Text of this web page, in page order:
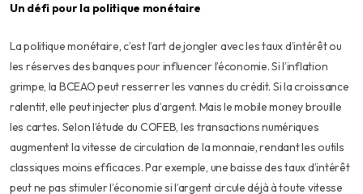
Un défi pour la politique monétaire
La politique monétaire, c’est l’art de jongler avec les taux d’intérêt ou
les réserves des banques pour influencer l’économie. Si l’inflation
grimpe, la BCEAO peut resserrer les vannes du crédit. Si la croissance
ralentit, elle peut injecter plus d’argent. Mais le mobile money brouille
les cartes. Selon l’étude du COFEB, les transactions numériques
augmentent la vitesse de circulation de la monnaie, rendant les outils
classiques moins efficaces. Par exemple, une baisse des taux d’intérêt
peut ne pas stimuler l’économie si l’argent circule déjà à toute vitesse